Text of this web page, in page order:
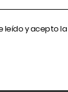
leído y acepto la